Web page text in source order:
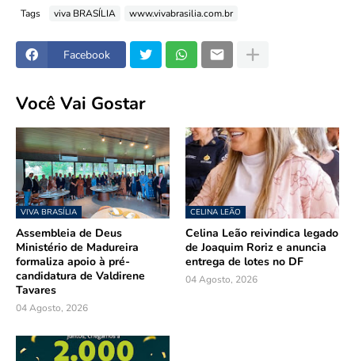
Tags viva BRASÍLIA www.vivabrasilia.com.br
Facebook
Você Vai Gostar
VIVA BRASÍLIA
Assembleia de Deus
Ministério de Madureira
formaliza apoio à pré-
candidatura de Valdirene
Tavares
04 Agosto, 2026
CELINA LEÃO
Celina Leão reivindica legado
de Joaquim Roriz e anuncia
entrega de lotes no DF
04 Agosto, 2026